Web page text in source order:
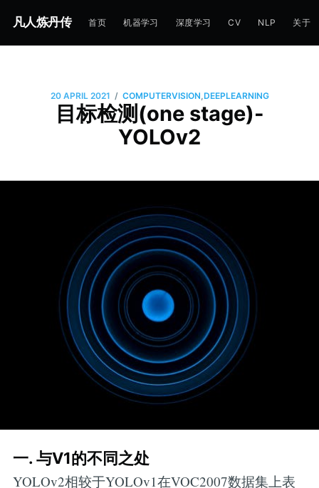
凡人炼丹传 首页 机器学习 深度学习 CV NLP 关于
20 APRIL 2021 / COMPUTERVISION,DEEPLEARNING
目标检测(one stage)-
YOLOv2
一. 与V1的不同之处
YOLOv2相较于YOLOv1在VOC2007数据集上表